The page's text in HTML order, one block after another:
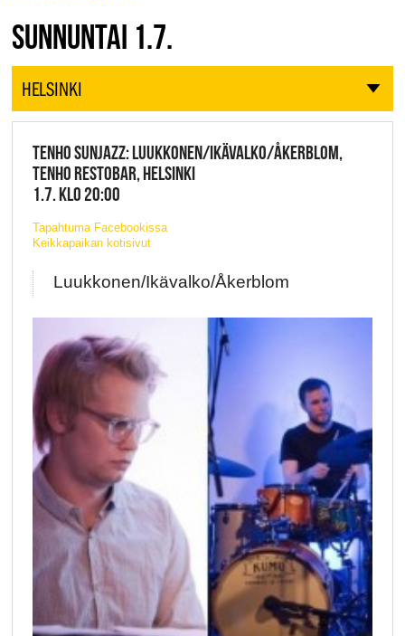
JAZZ FINLAND LIVE
SUNNUNTAI 1.7.
HELSINKI
TENHO SUNJAZZ: LUUKKONEN/IKÄVALKO/ÅKERBLOM,
TENHO RESTOBAR, HELSINKI
1.7. KLO 20:00
Tapahtuma Facebookissa
Keikkapaikan kotisivut
Luukkonen/Ikävalko/Åkerblom